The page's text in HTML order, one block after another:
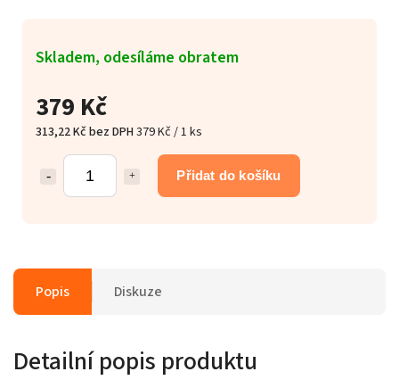
379 Kč
313,22 Kč bez DPH379 Kč / 1 ks
Přidat do košíku
Skladem, odesíláme obratem
Popis Diskuze
Detailní popis produktu